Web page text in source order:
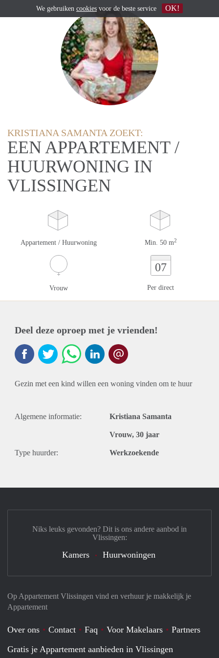
KRISTIANA SAMANTA ZOEKT:
EEN APPARTEMENT /
HUURWONING IN
VLISSINGEN
Appartement / Huurwoning Min. 50 m2
Vrouw
07
Per direct
Deel deze oproep met je vrienden!
Gezin met een kind willen een woning vinden om te huur
Algemene informatie: Kristiana Samanta
Vrouw, 30 jaar
Type huurder: Werkzoekende
Op Appartement Vlissingen vind en verhuur je makkelijk je
Appartement
Over ons Contact Faq Voor Makelaars
Partners
Gratis je Appartement aanbieden in Vlissingen
Niks leuks gevonden? Dit is ons andere aanbod in
Vlissingen:
Kamers Huurwoningen
We gebruiken cookies voor de beste service OK!